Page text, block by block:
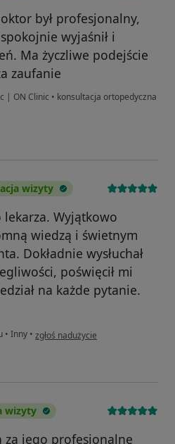
był profesjonalny,
wyjaśnił i
Ma życzliwe podejście
zaufanie
| ON Clinic • konsultacja ortopedyczna
wizyty
Wyjątkowo
wiedzą i świetnym
Dokładnie wysłuchał
poświęcił mi
na każde pytanie.
• Inny • w opinii użytkownika Marcelina
zgłoś nadużycie
wizyty
za jego profesjonalne